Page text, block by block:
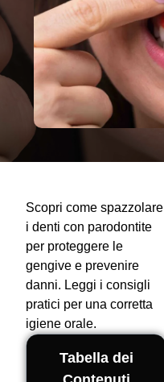
Scopri come spazzolare
i denti con parodontite
per proteggere le
gengive e prevenire
danni. Leggi i consigli
pratici per una corretta
igiene orale.
Tabella dei